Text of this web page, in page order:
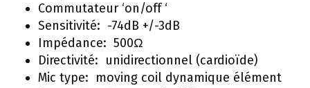
Commutateur ‘on/off ‘
Sensitivité: -74dB +/-3dB
Impédance: 500Ω
Directivité: unidirectionnel (cardioïde)
Mic type: moving coil dynamique élément